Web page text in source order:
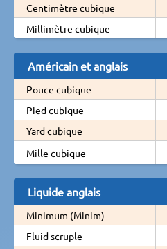
Centimètre cubique
Millimètre cubique
Américain et anglais
Pouce cubique
Pied cubique
Yard cubique
Mille cubique
Liquide anglais
Minimum (Minim)
Fluid scruple